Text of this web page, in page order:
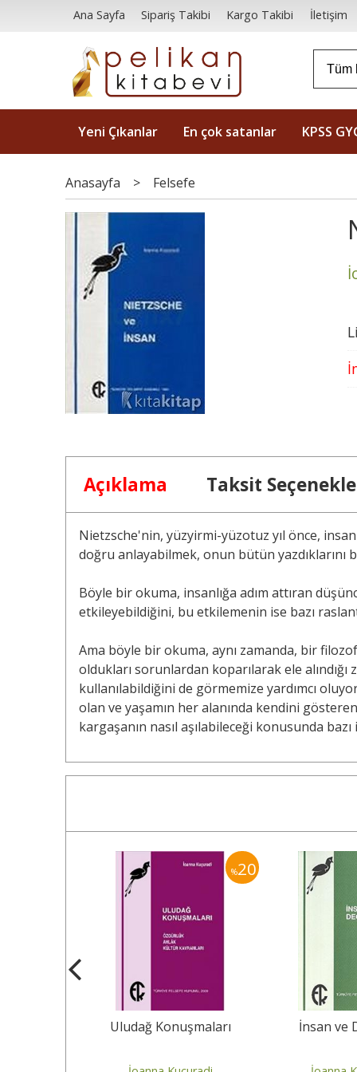
Ana Sayfa Sipariş Takibi Kargo Takibi İletişim
Yeni Çıkanlar En çok satanlar KPSS
Anasayfa > Felsefe
Açıklama Taksit
Nietzsche'nin, yüzyirmi-yüzotuz yıl önce,
doğru anlayabilmek, onun bütün
Böyle bir okuma, insanlığa adım attıran
etkileyebildiğini, bu etkilemenin ise bazı
Ama böyle bir okuma, aynı zamanda, bir
oldukları sorunlardan koparılarak ele alındığı
kullanılabildiğini de görmemize yardımcı
olan ve yaşamın her alanında kendini
kargaşanın nasıl aşılabileceği konusunda
%20
Uludağ Konuşmaları İnsan ve